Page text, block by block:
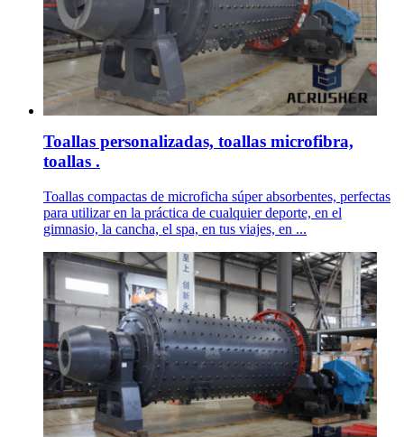
Toallas personalizadas, toallas microfibra,
toallas .
Toallas compactas de microficha súper absorbentes, perfectas
para utilizar en la práctica de cualquier deporte, en el
gimnasio, la cancha, el spa, en tus viajes, en ...